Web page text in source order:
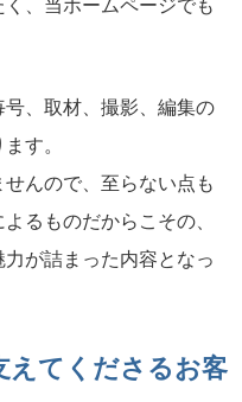
、当ホームページでも
号、取材、撮影、編集の
す。
んので、至らない点も
るものだからこその、
が詰まった内容となっ
えてくださるお客